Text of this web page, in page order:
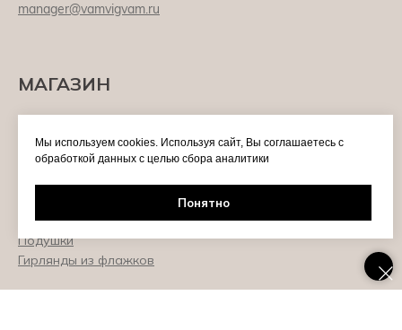
manager@vamvigvam.ru
МАГАЗИН
Вигвамы
Коврики
Корзины
Игрушки
Подушки
Гирлянды из флажков
Мы используем cookies. Используя сайт, Вы соглашаетесь с
обработкой данных с целью сбора аналитики
Понятно